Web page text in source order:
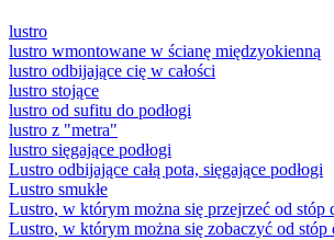
lustro
lustro wmontowane w ścianę międzyokienną
lustro odbijające cię w całości
lustro stojące
lustro od sufitu do podłogi
lustro z "metra"
lustro sięgające podłogi
Lustro odbijające całą pota, sięgające podłogi
Lustro smukłe
Lustro, w którym można się przejrzeć od stóp
Lustro, w którym można się zobaczyć od stóp